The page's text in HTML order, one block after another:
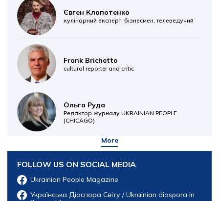
Євген Клопотенко
кулінарний експерт, бізнесмен, телеведучий
Frank Brichetto
cultural reporter and critic
Ольга Руда
Редактор журналу UKRAINIAN PEOPLE
(CHICAGO)
More
FOLLOW US ON SOCIAL MEDIA
Ukrainian People Magazine
Українська Діаспора Світу / Ukrainian diaspora in